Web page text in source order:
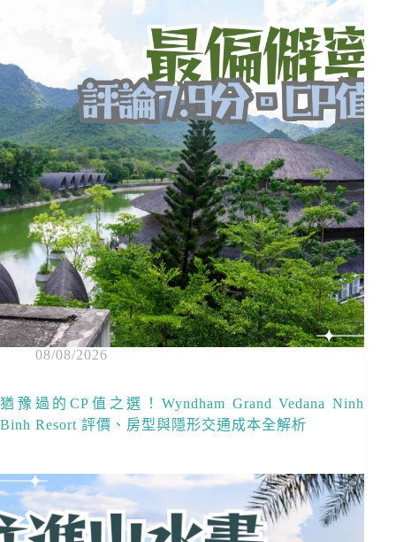
08/08/2026
猶豫過的CP值之選！Wyndham Grand Vedana Ninh
Binh Resort 評價、房型與隱形交通成本全解析